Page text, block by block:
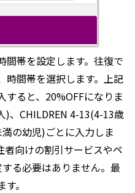
間帯を設定します。往復で
時間帯を選択します。上記
すると、20%OFFになりま
)、CHILDREN 4-13(4-13歳
の幼児)ごとに入力しま
者向けの割引サービスやペ
る必要はありません。最
。